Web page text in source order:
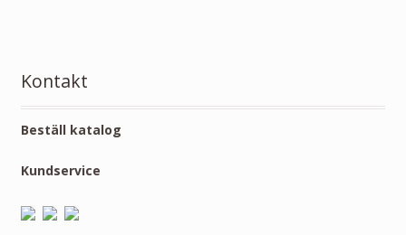
Kontakt
Beställ katalog
Kundservice